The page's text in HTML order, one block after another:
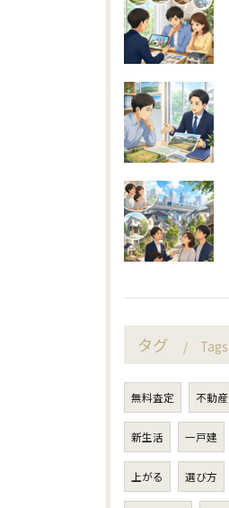
タグ Tags
無料査定 不動産
新生活 一戸建
上がる 選び方